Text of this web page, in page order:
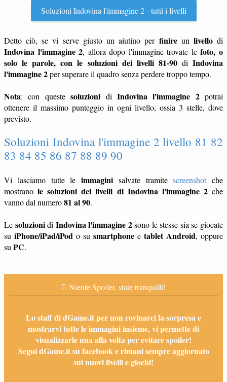
Soluzioni Indovina l'immagine 2 - tutti i livelli
Detto ciò, se vi serve giusto un aiutino per finireun livellodi
Indovina l'immagine 2, allora dopo l'immagine trovate lefoto, o
solo le parole, con le soluzioni dei livelli 81-90diIndovina
l'immagine 2per superare il quadro senza perdere troppo tempo.
Nota: con questesoluzioni di Indovina l'immagine 2potrai
ottenere il massimo punteggio in ogni livello, ossia 3 stelle, dove
previsto.
Soluzioni Indovina l'immagine 2 livello 81 82
83 84 85 86 87 88 89 90
Vi lasciamo tutte le immagini salvate tramitescreenshot che
mostranole soluzioni dei livelli di Indovina l'immagine 2che
vanno dal numero81 al 90.
Le soluzionidi Indovina l'immagine 2sono le stesse sia se giocate
su iPhone/iPad/iPod o su smartphone e tablet Android, oppure
su PC.
Niente Spoiler, state tranquilli!
Lo staff di dGame.it per non rovinarci la sorpresa e
mostrarvi tutte le immagini insieme, vi permette di
visualizzarle una alla volta per evitare spoiler!
Segui dGame.it su facebook e rimani sempre aggiornato
sui nuovi livelli e giochi!